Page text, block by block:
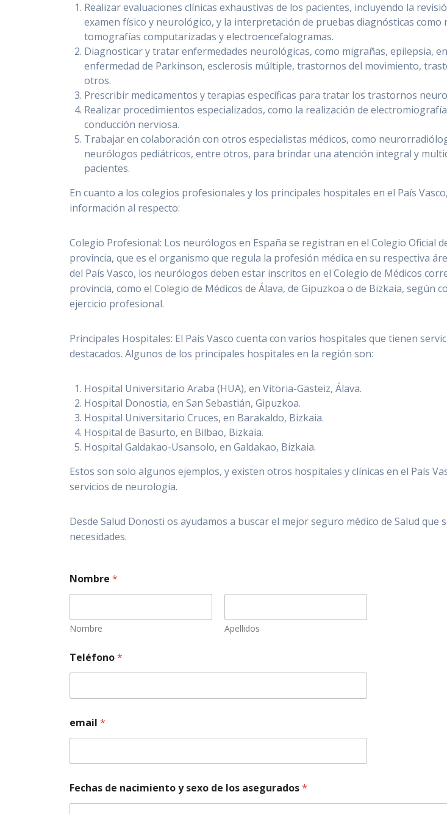
Realizar evaluaciones clínicas exhaustivas de los pacientes, incluyendo la
examen físico y neurológico, y la interpretación de pruebas diagnósticas como
tomografías computarizadas y electroencefalogramas.
Diagnosticar y tratar enfermedades neurológicas, como migrañas, epilepsia,
enfermedad de Parkinson, esclerosis múltiple, trastornos del movimiento,
otros.
Prescribir medicamentos y terapias específicas para tratar los trastornos
Realizar procedimientos especializados, como la realización de
conducción nerviosa.
Trabajar en colaboración con otros especialistas médicos, como
neurólogos pediátricos, entre otros, para brindar una atención integral y
pacientes.
En cuanto a los colegios profesionales y los principales hospitales en el País
información al respecto:
Colegio Profesional: Los neurólogos en España se registran en el Colegio Oficial
provincia, que es el organismo que regula la profesión médica en su respectiva
del País Vasco, los neurólogos deben estar inscritos en el Colegio de Médicos
provincia, como el Colegio de Médicos de Álava, de Gipuzkoa o de Bizkaia, según
ejercicio profesional.
Principales Hospitales: El País Vasco cuenta con varios hospitales que tienen
destacados. Algunos de los principales hospitales en la región son:
Hospital Universitario Araba (HUA), en Vitoria-Gasteiz, Álava.
Hospital Donostia, en San Sebastián, Gipuzkoa.
Hospital Universitario Cruces, en Barakaldo, Bizkaia.
Hospital de Basurto, en Bilbao, Bizkaia.
Hospital Galdakao-Usansolo, en Galdakao, Bizkaia.
Estos son solo algunos ejemplos, y existen otros hospitales y clínicas en el País
servicios de neurología.
Desde Salud Donosti os ayudamos a buscar el mejor seguro médico de Salud que
necesidades.
Nombre*
Nombre Apellidos
Teléfono*
email*
Fechas de nacimiento y sexo de los asegurados*